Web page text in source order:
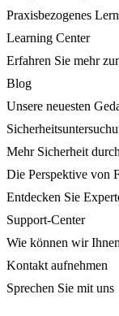
Praxisbezogenes
Learning Center
Erfahren Sie mehr
Blog
Unsere neuesten
Mehr Sicherheit
Die Perspektive von
Entdecken Sie
Support-Center
Wie können wir
Kontakt aufnehmen
Sprechen Sie mit uns